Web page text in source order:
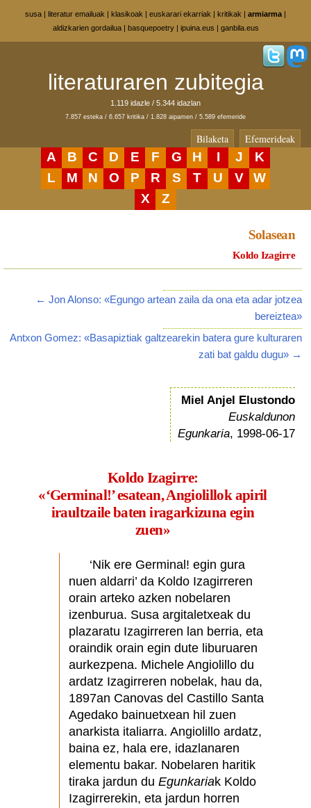
susa | literatur emailuak | klasikoak | euskarari ekarriak | kritikak | armiarma |
aldizkarien gordailua| basquepoetry| ipuina.eus | ganbila.eus
literaturaren zubitegia
1.119 idazle / 5.344 idazlan
7.857 esteka / 6.657 kritika / 1.828 aipamen / 5.589 efemeride
Bilaketa Efemerideak
A B C D E F G H I J
K
L
M N O P R S T U V
W
X
Z
Solasean
Koldo Izagirre
← Jon Alonso: «Egungo artean zaila da ona eta adar jotzea
bereiztea»
Antxon Gomez: «Basapiztiak galtzearekin batera gure kulturaren
zati bat galdu dugu» →
Miel Anjel Elustondo
Euskaldunon
Egunkaria, 1998-06-17
Koldo Izagirre:
«‘Germinal!’ esatean, Angiolillok apiril
iraultzaile baten iragarkizuna egin
zuen»
‘Nik ere Germinal! egin gura
nuen aldarri’ da Koldo Izagirreren
orain arteko azken nobelaren
izenburua. Susa argitaletxeak du
plazaratu Izagirreren lan berria, eta
oraindik orain egin dute liburuaren
aurkezpena. Michele Angiolillo du
ardatz Izagirreren nobelak, hau da,
1897an Canovas del Castillo Santa
Agedako bainuetxean hil zuen
anarkista italiarra. Angiolillo ardatz,
baina ez, hala ere, idazlanaren
elementu bakar. Nobelaren haritik
tiraka jardun du Egunkariak Koldo
Izagirrerekin, eta jardun horren